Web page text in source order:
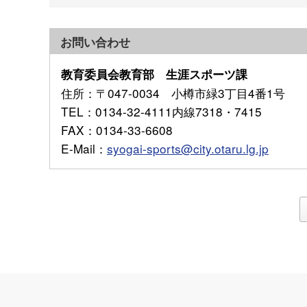
お問い合わせ
教育委員会教育部 生涯スポーツ課
住所 ：〒047-0034 小樽市緑3丁目4番1号
TEL ：0134-32-4111内線7318・7415
FAX ：0134-33-6608
E-Mail ： syogai-sports@city.otaru.lg.jp